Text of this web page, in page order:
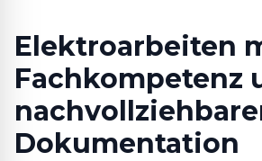
Elektroarbeiten
Fachkompetenz
Dokumentation